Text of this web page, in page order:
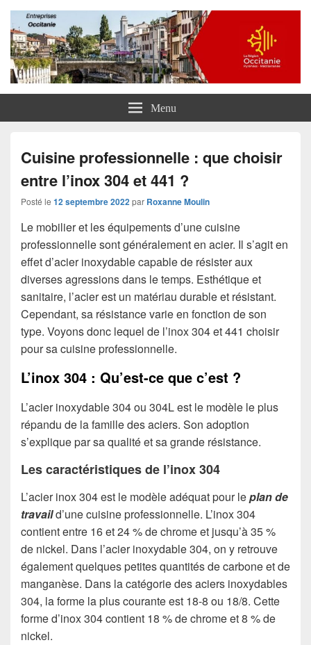
Entreprises Occitanie
Menu
Cuisine professionnelle : que choisir
entre l’inox 304 et 441 ?
Posté le 12 septembre 2022 par Roxanne Moulin
Le mobilier et les équipements d’une cuisine
professionnelle sont généralement en acier. Il s’agit en
effet d’acier inoxydable capable de résister aux
diverses agressions dans le temps. Esthétique et
sanitaire, l’acier est un matériau durable et résistant.
Cependant, sa résistance varie en fonction de son
type. Voyons donc lequel de l’inox 304 et 441 choisir
pour sa cuisine professionnelle.
L’inox 304 : Qu’est-ce que c’est ?
L’acier inoxydable 304 ou 304L est le modèle le plus
répandu de la famille des aciers. Son adoption
s’explique par sa qualité et sa grande résistance.
Les caractéristiques de l’inox 304
L’acier inox 304 est le modèle adéquat pour leplan de
travaild’une cuisine professionnelle. L’inox 304
contient entre 16 et 24 % de chrome et jusqu’à 35 %
de nickel. Dans l’acier inoxydable 304, on y retrouve
également quelques petites quantités de carbone et de
manganèse. Dans la catégorie des aciers inoxydables
304, la forme la plus courante est 18-8 ou 18/8. Cette
forme d’inox 304 contient 18 % de chrome et 8 % de
nickel.